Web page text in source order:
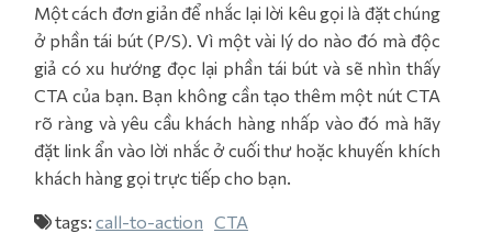
Một cách đơn giản để nhắc lại lời kêu gọi là đặt chúng
ở phần tái bút (P/S). Vì một vài lý do nào đó mà độc
giả có xu hướng đọc lại phần tái bút và sẽ nhìn thấy
CTA của bạn. Bạn không cần tạo thêm một nút CTA
rõ ràng và yêu cầu khách hàng nhấp vào đó mà hãy
đặt link ẩn vào lời nhắc ở cuối thư hoặc khuyến khích
khách hàng gọi trực tiếp cho bạn.
tags: call-to-action CTA